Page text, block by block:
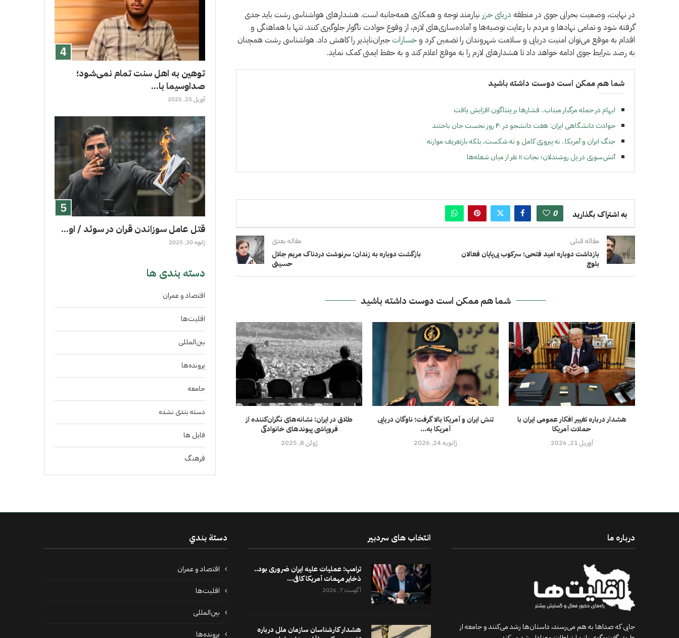
در نهایت، وضعیت بحرانی جوی در منطقه دریای خزر نیازمند توجه و همکاری همه‌جانبه است. هشدارهای هواشناسی رشت باید جدی
گرفته شود و تمامی نهادها و مردم با رعایت توصیه‌ها و آماده‌سازی‌های لازم، از وقوع حوادث ناگوار جلوگیری کنند. تنها با هماهنگی و
اقدام به موقع می‌توان امنیت دریایی و سلامت شهروندان را تضمین کرد وخساراتجبران‌ناپذیر را کاهش داد. هواشناسی رشت همچنان
به رصد شرایط جوی ادامه خواهد داد تا هشدارهای لازم را به موقع اعلام کند و به حفظ ایمنی کمک نماید.
شما هم ممکن است دوست داشته باشید
ابهام در حمله مرگبار میناب.. فشارها بر پنتاگون افزایش یافت
حوادث دانشگاهی ایران: هفت دانشجو در ۴۰ روز نخست جان باختند
جنگ ايران و آمريكا.. نه پيروزی كامل و نه شكست، بلكه بازتعريف موازنه
آتش‌سوزی در پل روشندلان؛ نجات ۱۱ نفر از میان شعله‌ها
به اشتراک بگذارید 0
مقاله قبلی
بازداشت دوباره امید فتحی؛ سرکوب بی‌پایان فعالان
بلوچ
مقاله بعدی
بازگشت دوباره به زندان: سرنوشت دردناک مریم جلال
حسینی
شما هم ممکن است دوست داشته باشید
طلاق در ایران: نشانه‌های نگران‌کننده از
فروپاشی پیوندهای خانوادگی
ژوئن 8, 2025
تنش ایران و آمریکا بالا گرفت؛ ناوگان دریایی
آمریکا به...
ژانویه 24, 2026
هشدار درباره تغییر افکار عمومی ایران با
حملات آمریکا
آوریل 21, 2026
توهین به اهل سنت تمام نمی‌شود؛
صداوسیما با...
آوریل 25, 2025
قتل عامل سوزاندن قران در سوئد / او...
ژانویه 30, 2025
دسته بندی ها
اقتصاد و عمران
اقلیت‌ها
بین‌المللی
پرونده‌ها
جامعه
دسته بندی نشده
فايل ها
فرهنگ
درباره ما
جایی که صداها به هم می‌رسند، داستان‌ها رشد می‌کنند و جامعه از
انتخاب های سردبیر
ترامپ: عملیات علیه ایران ضروری بود..
ذخایر مهمات آمریکا کافی...
آگوست 7, 2026
هشدار کارشناسان سازمان ملل درباره
دستة بندي
اقتصاد و عمران
اقلیت‌ها
بین‌المللی
پرونده‌ها